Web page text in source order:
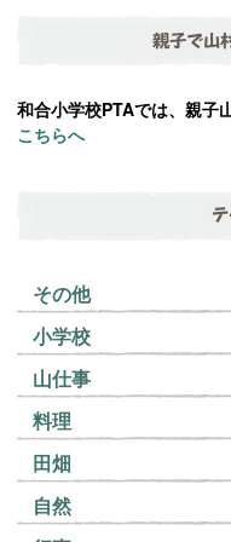
親子で山
和合小学校PTAでは、親子
こちらへ
その他
小学校
山仕事
料理
田畑
自然